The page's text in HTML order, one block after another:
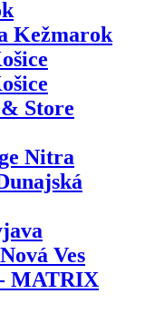
Kežmarok
Store
Nitra
Ves
MATRIX